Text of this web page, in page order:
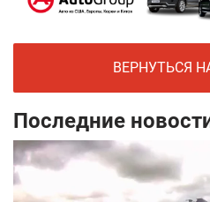
ВЕРНУТЬСЯ
Последние